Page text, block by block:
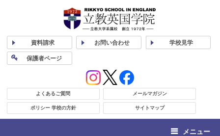
資料請求 お問い合わせ 学校見学
保護者ページ
よくあるご質問 メールマガジン
ポリシー 学校の方針 サイトマップ
メニュー